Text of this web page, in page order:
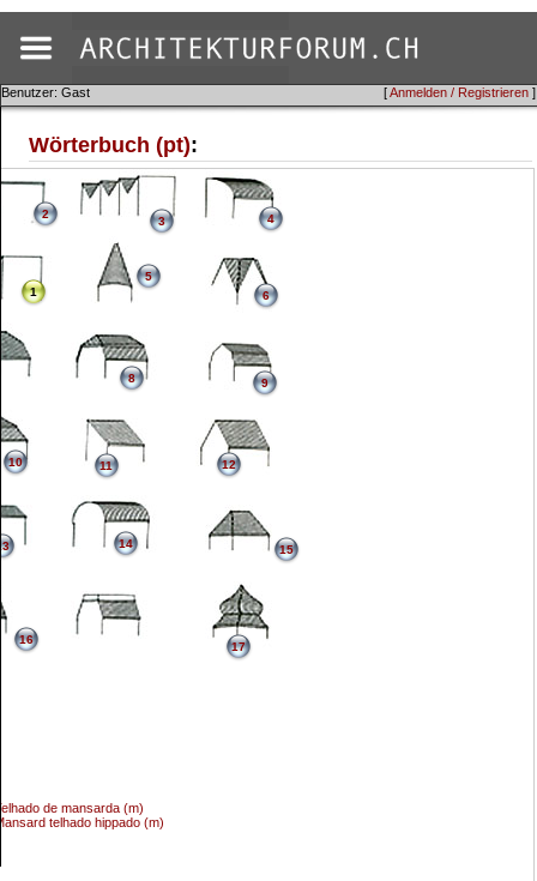
[Anmelden / Registrieren ]
Benutzer: Gast
Wörterbuch (pt):
1
2
3 4
5
6
8
de mansarda (m)
9
telhado hippado (m)
10 11 12
14 15
16
17